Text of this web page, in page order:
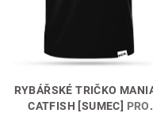
RYBÁŘSKÉ TRIČKO
CATFISH [SUMEC] PRO